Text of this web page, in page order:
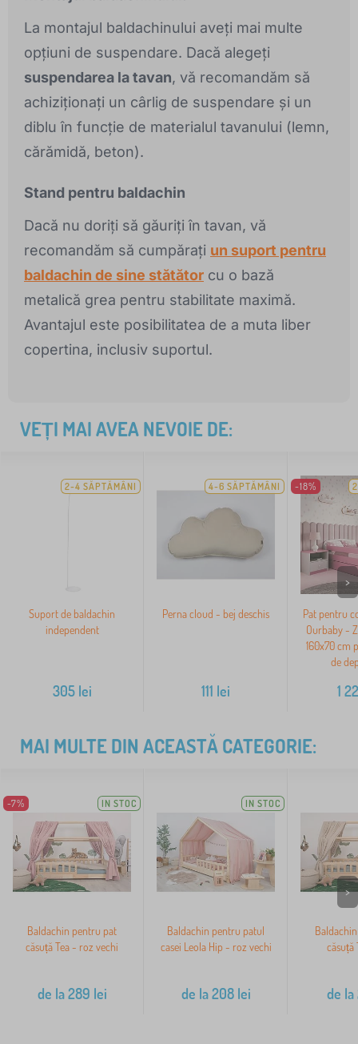
La montajul baldachinului aveți mai multe
opțiuni de suspendare. Dacă alegeți
suspendarea la tavan, vă recomandăm să
achiziționați un cârlig de suspendare și un
diblu în funcție de materialul tavanului (lemn,
cărămidă, beton).
Stand pentru baldachin
Dacă nu doriți să găuriți în tavan, vă
recomandăm să cumpărați un suport pentru
baldachin de sine stătător cu o bază
metalică grea pentru stabilitate maximă.
Avantajul este posibilitatea de a muta liber
copertina, inclusiv suportul.
VEȚI MAI AVEA NEVOIE DE:
2-4 SĂPTĂMÂNI
Suport de baldachin
independent
305lei
4-6 SĂPTĂMÂNI
Perna cloud - bej deschis
111 lei
-18%
Pat pentru
Ourbaby -
160x70 cm
de
1
>
MAI MULTE DIN ACEASTĂ CATEGORIE:
-7% IN STOC
Baldachin pentru pat
căsuță Tea - roz vechi
de la289 lei
IN STOC
Baldachin pentru patul
casei Leola Hip - roz vechi
de la208lei
căsuță
de la
>